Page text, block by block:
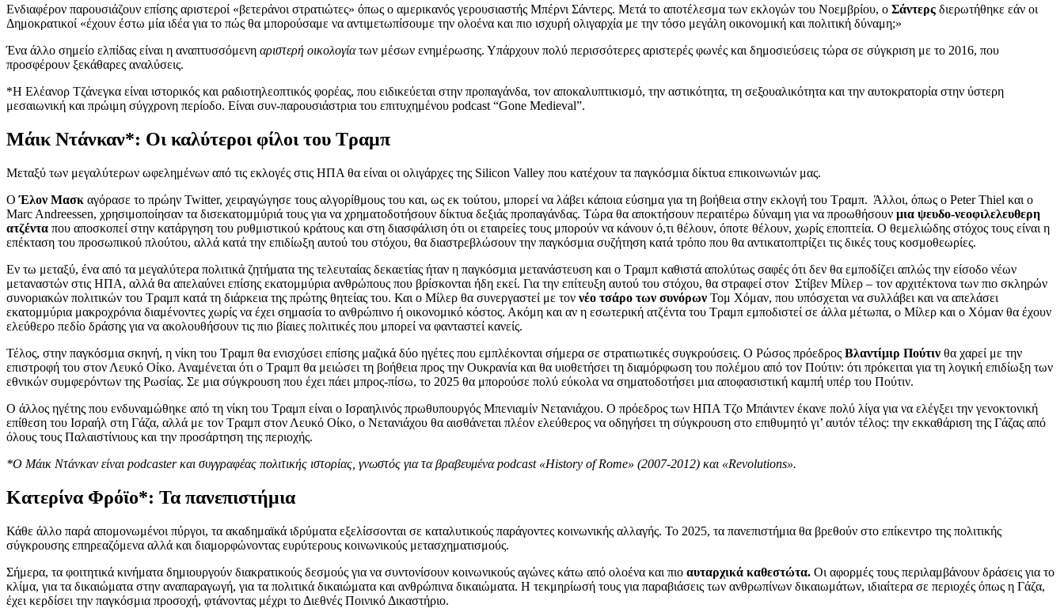
Ενδιαφέρον παρουσιάζουν επίσης αριστεροί «βετεράνοι στρατιώτες» όπως ο αμερικανός γερουσιαστής Μπέρνι Σάντερς. Μετά το αποτέλεσμα των εκλογών του Νοεμβρίου, ο Σάντερς διερωτήθηκε εάν οι
Δημοκρατικοί «έχουν έστω μία ιδέα για το πώς θα μπορούσαμε να αντιμετωπίσουμε την ολοένα και πιο ισχυρή ολιγαρχία με την τόσο μεγάλη οικονομική και πολιτική δύναμη;»
Ένα άλλο σημείο ελπίδας είναι η αναπτυσσόμενη αριστερή οικολογίατων μέσων ενημέρωσης. Υπάρχουν πολύ περισσότερες αριστερές φωνές και δημοσιεύσεις τώρα σε σύγκριση με το 2016, που
προσφέρουν ξεκάθαρες αναλύσεις.
*Η Ελέανορ Τζάνεγκα είναι ιστορικός και ραδιοτηλεοπτικός φορέας, που ειδικεύεται στην προπαγάνδα, τον αποκαλυπτικισμό, την αστικότητα, τη σεξουαλικότητα και την αυτοκρατορία στην ύστερη
μεσαιωνική και πρώιμη σύγχρονη περίοδο. Είναι συν-παρουσιάστρια του επιτυχημένου podcast “Gone Medieval”.
Μάικ Ντάνκαν*: Οι καλύτεροι φίλοι του Τραμπ
Μεταξύ των μεγαλύτερων ωφελημένων από τις εκλογές στις ΗΠΑ θα είναι οι ολιγάρχες της Silicon Valley που κατέχουν τα παγκόσμια δίκτυα επικοινωνιών μας.
ΟΈλον Μασκ αγόρασε το πρώην Twitter, χειραγώγησε τους αλγορίθμους του και, ως εκ τούτου, μπορεί να λάβει κάποια εύσημα για τη βοήθεια στην εκλογή του Τραμπ. Άλλοι, όπως ο Peter Thiel και ο
Marc Andreessen, χρησιμοποίησαν τα δισεκατομμύριά τους για να χρηματοδοτήσουν δίκτυα δεξιάς προπαγάνδας. Τώρα θα αποκτήσουν περαιτέρω δύναμη για να προωθήσουν μια ψευδο-νεοφιλελευθερη
ατζέντα που αποσκοπεί στην κατάργηση του ρυθμιστικού κράτους και στη διασφάλιση ότι οι εταιρείες τους μπορούν να κάνουν ό,τι θέλουν, όποτε θέλουν, χωρίς εποπτεία. Ο θεμελιώδης στόχος τους είναι η
επέκταση του προσωπικού πλούτου, αλλά κατά την επιδίωξη αυτού του στόχου, θα διαστρεβλώσουν την παγκόσμια συζήτηση κατά τρόπο που θα αντικατοπτρίζει τις δικές τους κοσμοθεωρίες.
Εν τω μεταξύ, ένα από τα μεγαλύτερα πολιτικά ζητήματα της τελευταίας δεκαετίας ήταν η παγκόσμια μετανάστευση και ο Τραμπ καθιστά απολύτως σαφές ότι δεν θα εμποδίζει απλώς την είσοδο νέων
μεταναστών στις ΗΠΑ, αλλά θα απελαύνει επίσης εκατομμύρια ανθρώπους που βρίσκονται ήδη εκεί. Για την επίτευξη αυτού του στόχου, θα στραφεί στον Στίβεν Μίλερ – τον αρχιτέκτονα των πιο σκληρών
συνοριακών πολιτικών του Τραμπ κατά τη διάρκεια της πρώτης θητείας του. Και ο Μίλερ θα συνεργαστεί με τον νέο τσάρο των συνόρων Τομ Χόμαν, που υπόσχεται να συλλάβει και να απελάσει
εκατομμύρια μακροχρόνια διαμένοντες χωρίς να έχει σημασία το ανθρώπινο ή οικονομικό κόστος. Ακόμη και αν η εσωτερική ατζέντα του Τραμπ εμποδιστεί σε άλλα μέτωπα, ο Μίλερ και ο Χόμαν θα έχουν
ελεύθερο πεδίο δράσης για να ακολουθήσουν τις πιο βίαιες πολιτικές που μπορεί να φανταστεί κανείς.
Τέλος, στην παγκόσμια σκηνή, η νίκη του Τραμπ θα ενισχύσει επίσης μαζικά δύο ηγέτες που εμπλέκονται σήμερα σε στρατιωτικές συγκρούσεις. Ο Ρώσος πρόεδρος Βλαντίμιρ Πούτιν θα χαρεί με την
επιστροφή του στον Λευκό Οίκο. Αναμένεται ότι ο Τραμπ θα μειώσει τη βοήθεια προς την Ουκρανία και θα υιοθετήσει τη διαμόρφωση του πολέμου από τον Πούτιν: ότι πρόκειται για τη λογική επιδίωξη των
εθνικών συμφερόντων της Ρωσίας. Σε μια σύγκρουση που έχει πάει μπρος-πίσω, το 2025 θα μπορούσε πολύ εύκολα να σηματοδοτήσει μια αποφασιστική καμπή υπέρ του Πούτιν.
Ο άλλος ηγέτης που ενδυναμώθηκε από τη νίκη του Τραμπ είναι ο Ισραηλινός πρωθυπουργός Μπενιαμίν Νετανιάχου. Ο πρόεδρος των ΗΠΑ Τζο Μπάιντεν έκανε πολύ λίγα για να ελέγξει την γενοκτονική
επίθεση του Ισραήλ στη Γάζα, αλλά με τον Τραμπ στον Λευκό Οίκο, ο Νετανιάχου θα αισθάνεται πλέον ελεύθερος να οδηγήσει τη σύγκρουση στο επιθυμητό γι’ αυτόν τέλος: την εκκαθάριση της Γάζας από
όλους τους Παλαιστίνιους και την προσάρτηση της περιοχής.
*Ο Μάικ Ντάνκαν είναι podcaster και συγγραφέας πολιτικής ιστορίας, γνωστός για τα βραβευμένα podcast «History of Rome» (2007-2012) και «Revolutions».
Κατερίνα Φρόϊο*: Τα πανεπιστήμια
Κάθε άλλο παρά απομονωμένοι πύργοι, τα ακαδημαϊκά ιδρύματα εξελίσσονται σε καταλυτικούς παράγοντες κοινωνικής αλλαγής. Το 2025, τα πανεπιστήμια θα βρεθούν στο επίκεντρο της πολιτικής
σύγκρουσης επηρεαζόμενα αλλά και διαμορφώνοντας ευρύτερους κοινωνικούς μετασχηματισμούς.
Σήμερα, τα φοιτητικά κινήματα δημιουργούν διακρατικούς δεσμούς για να συντονίσουν κοινωνικούς αγώνες κάτω από ολοένα και πιο αυταρχικά καθεστώτα. Οι αφορμές τους περιλαμβάνουν δράσεις για το
κλίμα, για τα δικαιώματα στην αναπαραγωγή, για τα πολιτικά δικαιώματα και ανθρώπινα δικαιώματα. Η τεκμηρίωσή τους για παραβιάσεις των ανθρωπίνων δικαιωμάτων, ιδιαίτερα σε περιοχές όπως η Γάζα,
έχει κερδίσει την παγκόσμια προσοχή, φτάνοντας μέχρι το Διεθνές Ποινικό Δικαστήριο.